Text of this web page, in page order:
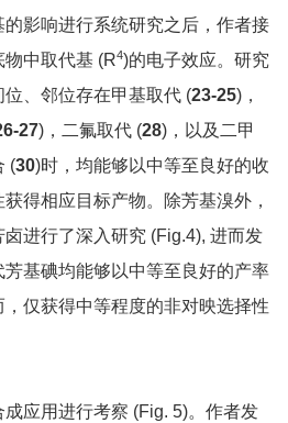
影响进行系统研究之后，作者接
中取代基 (R4)的电子效应。研究
、邻位存在甲基取代 (23-25)，
27)，二氟取代 (28)，以及二甲
(30)时，均能够以中等至良好的收
得相应目标产物。除芳基溴外，
进行了深入研究 (Fig.4), 进而发
基碘均能够以中等至良好的产率
仅获得中等程度的非对映选择性
应用进行考察 (Fig. 5)。作者发